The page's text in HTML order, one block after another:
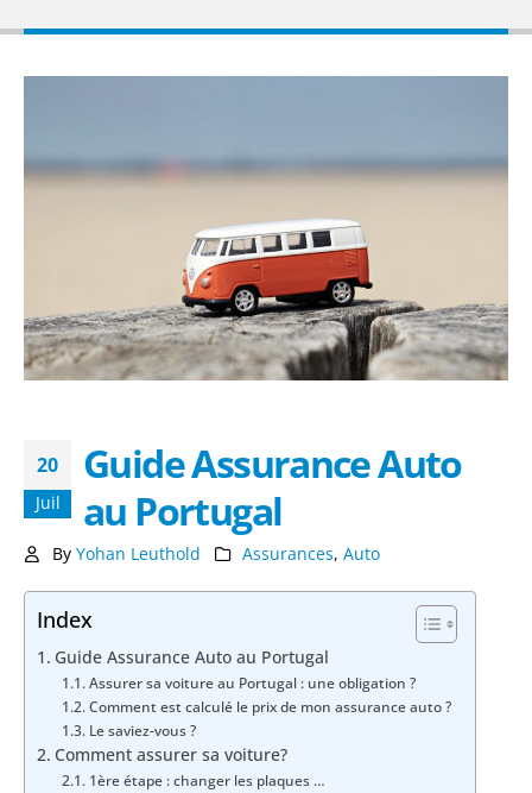
20
Juil
Guide Assurance Auto
au Portugal
By Yohan Leuthold Assurances, Auto
Index
Guide Assurance Auto au Portugal
Assurer sa voiture au Portugal : une obligation ?
Comment est calculé le prix de mon assurance auto ?
Le saviez-vous ?
Comment assurer sa voiture?
1ère étape : changer les plaques …